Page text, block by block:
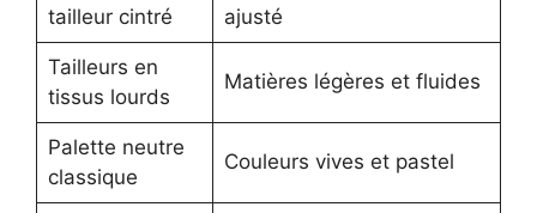
tailleur cintré
ajusté
Tailleurs en
tissus lourds
Matières légères et fluides
Palette neutre
classique
Couleurs vives et pastel